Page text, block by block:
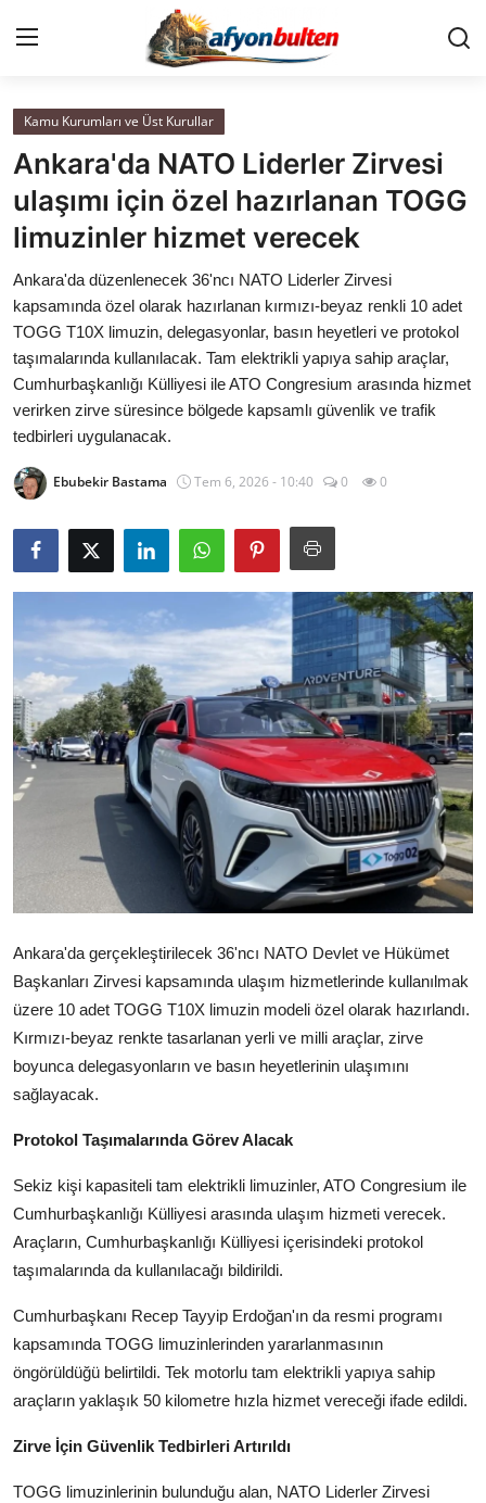
Anasayfa
Cumhurbaşkanlığı
Genel Merkez
Büyükşehir ve İller
Valilikler
Gallery
İlçeler
Kaymakamlıklar
TBMM
Siyasi Partiler
Yerel Yönetimler
Mülki İdare
Toplum ve Yaşam
Kamu Kurumları ve Üst Kurullar
Kamu Kurumları ve Üst Kurullar
Ankara'da NATO Liderler Zirvesi
ulaşımı için özel hazırlanan TOGG
limuzinler hizmet verecek
Ankara'da düzenlenecek 36'ncı NATO Liderler Zirvesi
kapsamında özel olarak hazırlanan kırmızı-beyaz renkli 10 adet
TOGG T10X limuzin, delegasyonlar, basın heyetleri ve protokol
taşımalarında kullanılacak. Tam elektrikli yapıya sahip araçlar,
Cumhurbaşkanlığı Külliyesi ile ATO Congresium arasında hizmet
verirken zirve süresince bölgede kapsamlı güvenlik ve trafik
tedbirleri uygulanacak.
Ebubekir Bastama Tem 6, 2026 - 10:40 0 0
Ankara'da gerçekleştirilecek 36'ncı NATO Devlet ve Hükümet
Başkanları Zirvesi kapsamında ulaşım hizmetlerinde kullanılmak
üzere 10 adet TOGG T10X limuzin modeli özel olarak hazırlandı.
Kırmızı-beyaz renkte tasarlanan yerli ve milli araçlar, zirve
boyunca delegasyonların ve basın heyetlerinin ulaşımını
sağlayacak.
Protokol Taşımalarında Görev Alacak
Sekiz kişi kapasiteli tam elektrikli limuzinler, ATO Congresium ile
Cumhurbaşkanlığı Külliyesi arasında ulaşım hizmeti verecek.
Araçların, Cumhurbaşkanlığı Külliyesi içerisindeki protokol
taşımalarında da kullanılacağı bildirildi.
Cumhurbaşkanı Recep Tayyip Erdoğan'ın da resmi programı
kapsamında TOGG limuzinlerinden yararlanmasının
öngörüldüğü belirtildi. Tek motorlu tam elektrikli yapıya sahip
araçların yaklaşık 50 kilometre hızla hizmet vereceği ifade edildi.
Zirve İçin Güvenlik Tedbirleri Artırıldı
TOGG limuzinlerinin bulunduğu alan, NATO Liderler Zirvesi